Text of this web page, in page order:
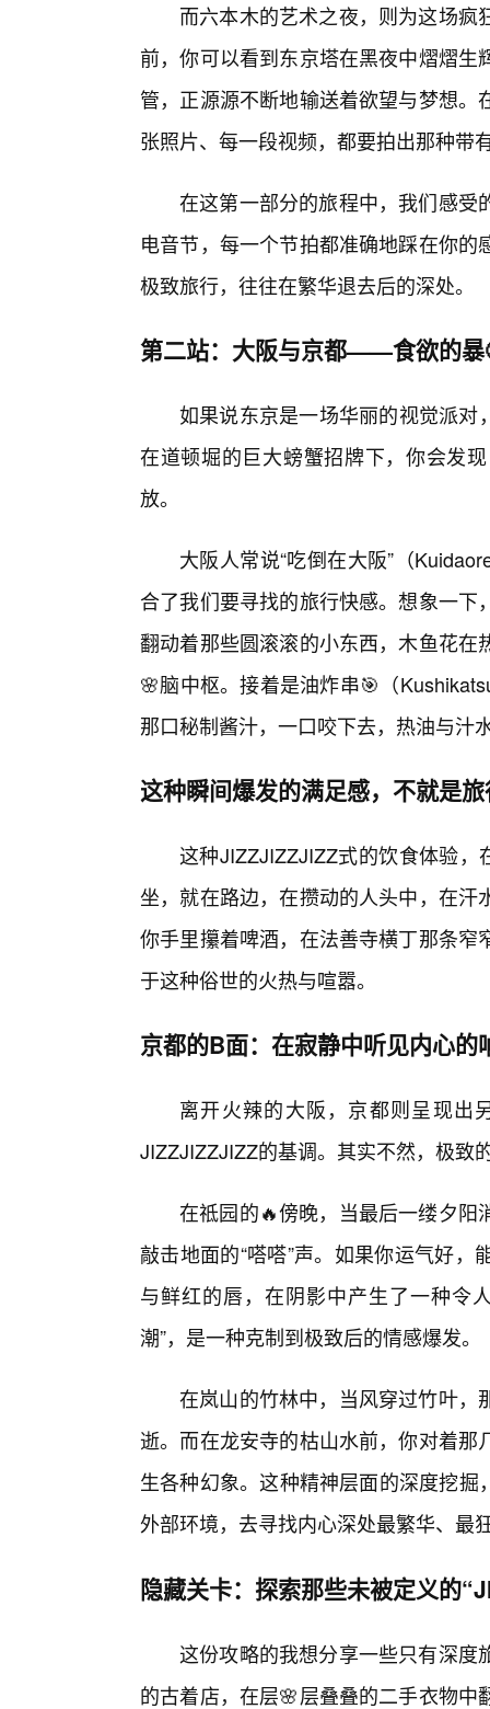
而六本木的艺术之夜，则为这场
前，你可以看到东京塔在黑夜中熠熠
管，正源源不断地输送着欲望与梦想
张照片、每一段视频，都要拍出那种带
在这第一部分的旅程中，我们感受
电音节，每一个节拍都准确地踩在你
极致旅行，往往在繁华退去后的深处。
第二站：大阪与京都——食欲的暴
如果说东京是一场华丽的视觉派对
在道顿堀的巨大螃蟹招牌下，你会发
放。
大阪人常说“吃倒在大阪”（
合了我们要寻找的旅行快感。想象一
翻动着那些圆滚滚的小东西，木鱼花
🌸脑中枢。接着是油炸串🎯（
那口秘制酱汁，一口咬下去，热油与汁
这种瞬间爆发的满足感，不就是
这种JIZZJIZZJIZZ式的饮食体验，
坐，就在路边，在攒动的人头中，在
你手里攥着啤酒，在法善寺横丁那条
于这种俗世的火热与喧嚣。
京都的B面：在寂静中听见内心的
离开火辣的大阪，京都则呈现出
JIZZJIZZJIZZ的基调。其实不然，极致
在祗园的🔥傍晚，当最后一缕夕阳
敲击地面的“嗒嗒”声。如果你运气好
与鲜红的唇，在阴影中产生了一种令
潮”，是一种克制到极致后的情感爆发。
在岚山的竹林中，当风穿过竹叶，
逝。而在龙安寺的枯山水前，你对着
生各种幻象。这种精神层面的深度挖
外部环境，去寻找内心深处最繁华、最
隐藏关卡：探索那些未被定义的
这份攻略的我想分享一些只有深度
的古着店，在层🌸层叠叠的二手衣物